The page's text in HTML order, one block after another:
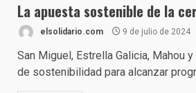
La apuesta sostenible de la
elsolidario.com 9 de julio de 2024
San Miguel, Estrella Galicia, Mahou
de sostenibilidad para alcanzar